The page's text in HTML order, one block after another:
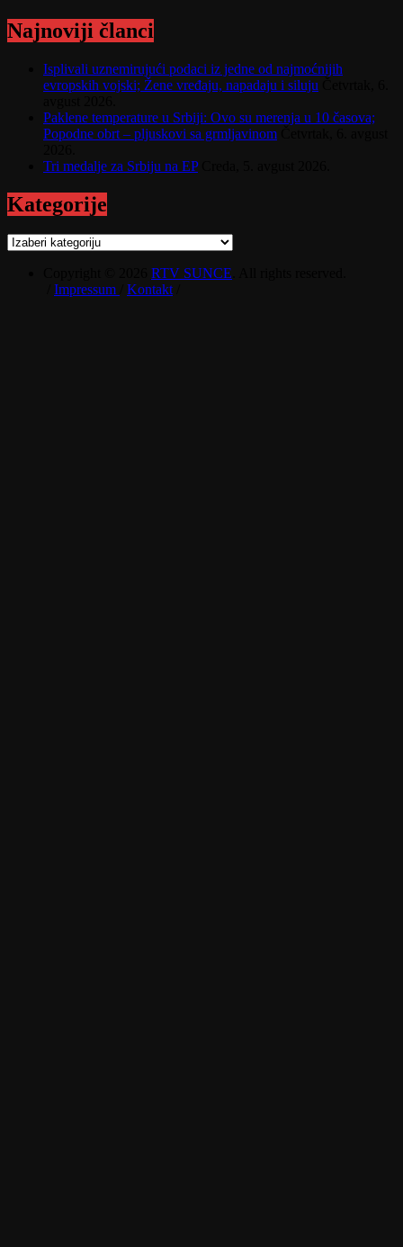
Najnoviji članci
Isplivali uznemirujući podaci iz jedne od najmoćnijih
evropskih vojski; Žene vređaju, napadaju i siluju
Paklene temperature u Srbiji: Ovo su merenja u 10 časova;
Popodne obrt – pljuskovi sa grmljavinom
Tri medalje za Srbiju na EP
Kategorije
Kategorije
RTV SUNCE
Impressum Kontakt/